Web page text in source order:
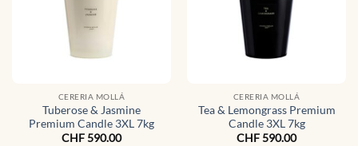
CERERIA MOLLÁ
Tuberose & Jasmine
Premium Candle 3XL 7kg
CHF590.00
CERERIA MOLLÁ
Tea & Lemongrass Premium
Candle 3XL 7kg
CHF590.00